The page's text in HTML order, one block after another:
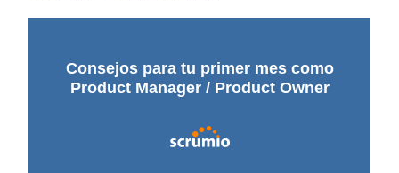
Consejos para tu primer mes como
Product Manager / Product Owner